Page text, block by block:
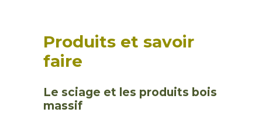
Produits et savoir
faire
Le sciage et les produits bois
massif